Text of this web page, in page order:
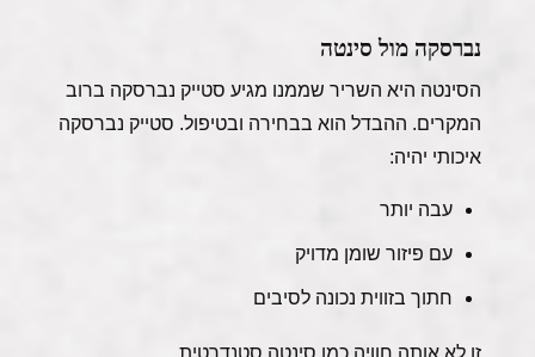
נברסקה מול סינטה
הסינטה היא השריר שממנו מגיע סטייק נברסקה ברוב
המקרים. ההבדל הוא בבחירה ובטיפול. סטייק נברסקה
איכותי יהיה:
עבה יותר
עם פיזור שומן מדויק
חתוך בזווית נכונה לסיבים
זו לא אותה חוויה כמו סינטה סטנדרטית.